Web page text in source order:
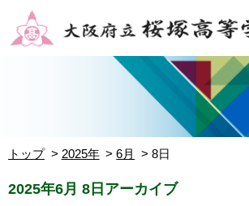
トップ 2025年 6月 8日
2025年6月 8日アーカイブ